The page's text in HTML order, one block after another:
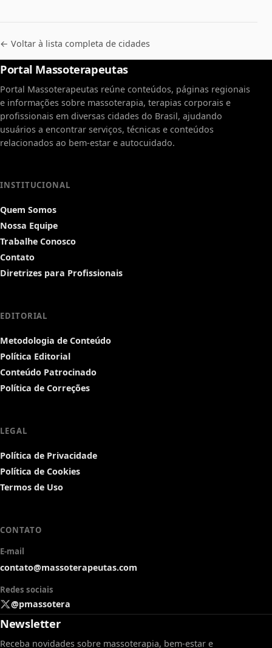
← Voltar à lista completa de cidades
Portal Massoterapeutas
Portal Massoterapeutas reúne conteúdos, páginas regionais
e informações sobre massoterapia, terapias corporais e
profissionais em diversas cidades do Brasil, ajudando
usuários a encontrar serviços, técnicas e conteúdos
relacionados ao bem-estar e autocuidado.
INSTITUCIONAL
Quem Somos
Nossa Equipe
Trabalhe Conosco
Contato
Diretrizes para Profissionais
EDITORIAL
Metodologia de Conteúdo
Política Editorial
Conteúdo Patrocinado
Política de Correções
LEGAL
Política de Privacidade
Política de Cookies
Termos de Uso
CONTATO
E-mail
contato@massoterapeutas.com
Redes sociais
@pmassotera
Newsletter
Receba novidades sobre massoterapia, bem-estar e